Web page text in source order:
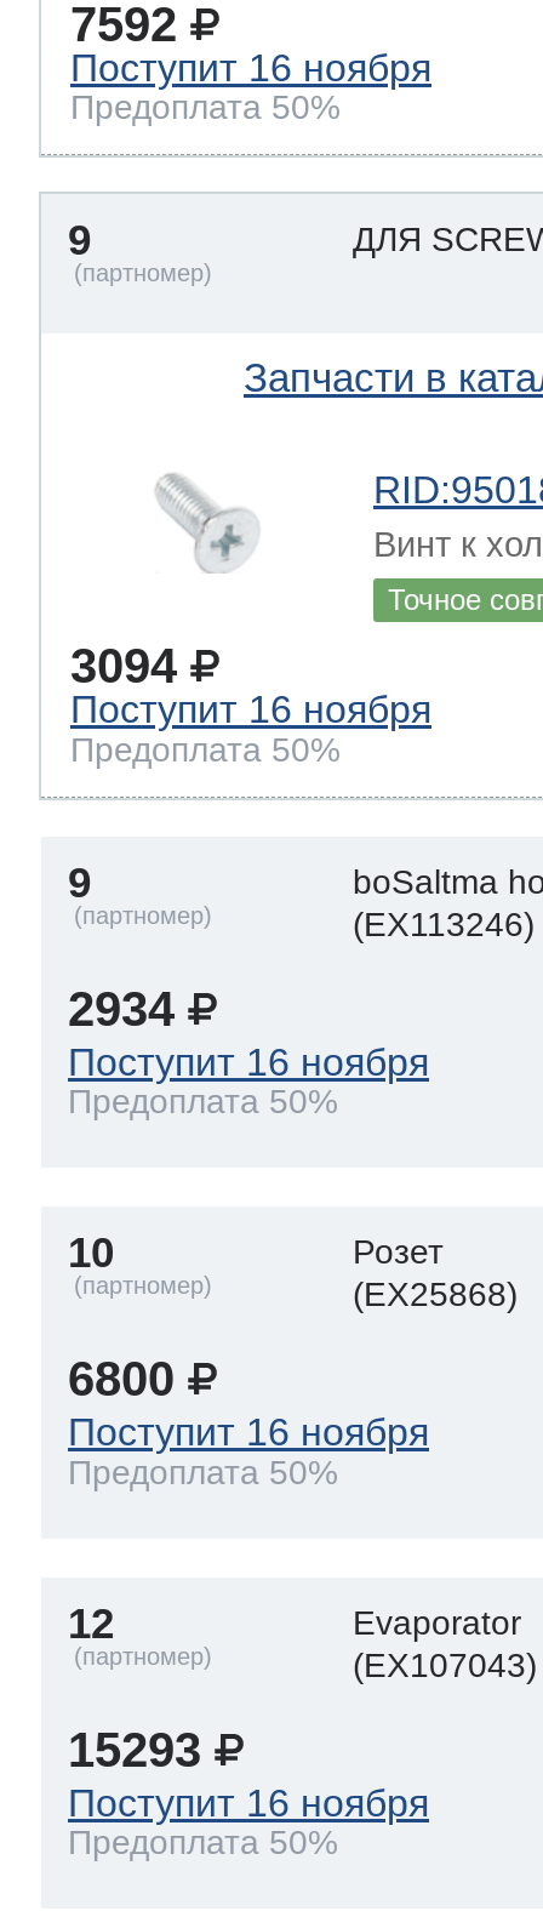
7592
Поступит 16 ноября
Предоплата 50%
9 ДЛЯ
Запчасти в
Винт к
Точное
3094
Поступит 16 ноября
Предоплата 50%
9
boSaltma
(EX113246)
2934
Поступит 16 ноября
Предоплата 50%
10
Розет
(EX25868)
6800
Поступит 16 ноября
Предоплата 50%
12
Evaporator
(EX107043)
15293
Поступит 16 ноября
Предоплата 50%